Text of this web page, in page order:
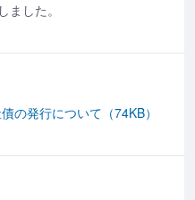
ました。
の発行について（74KB）